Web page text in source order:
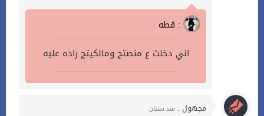
قطه :
اني دخلت ع منصتج ومالكيتج راده عليه
مجهول : منذ سنتان